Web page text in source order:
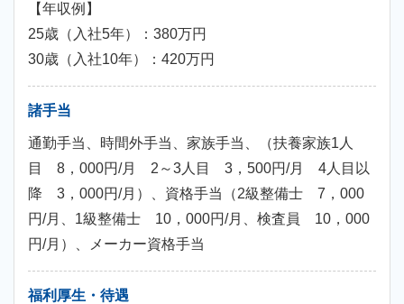
【年収例】
25歳（入社5年）：380万円
30歳（入社10年）：420万円
諸手当
通勤手当、時間外手当、家族手当、（扶養家族1人
目 8，000円/月 2～3人目 3，500円/月 4人目以
降 3，000円/月）、資格手当（2級整備士 7，000
円/月、1級整備士 10，000円/月、検査員 10，000
円/月）、メーカー資格手当
福利厚生・待遇